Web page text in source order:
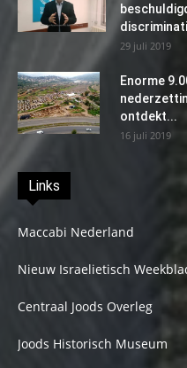
29 juli 2019
Enorme
ontdekt...
16 juli 2019
Links
Maccabi Nederland
Nieuw Israelietisch
Centraal Joods Overleg
Joods Historisch Museum